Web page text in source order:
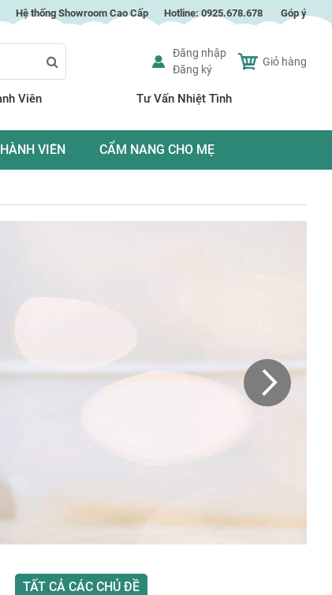
Hệ thống Showroom Cao Cấp Hotline: 0925.678.678 Góp ý
Search
Đăng nhập
Đăng ký
Giỏ hàng
Viên Tư Vấn Nhiệt Tình
VIÊN CẨM NANG CHO MẸ
TẤT CẢ CÁC CHỦ ĐỀ